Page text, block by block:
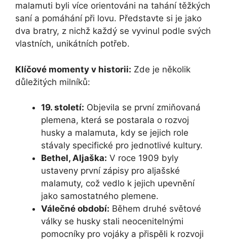
malamuti byli více orientováni na tahání těžkých
saní a pomáhání při lovu. Představte si je jako
dva bratry, z nichž každý se vyvinul podle svých
vlastních, unikátních potřeb.
Klíčové momenty v historii: Zde je několik
důležitých milníků:
19. století: Objevila se první zmiňovaná
plemena, která se postarala o rozvoj
husky a malamuta, kdy se jejich role
stávaly specifické pro jednotlivé kultury.
Bethel, Aljaška: V roce 1909 byly
ustaveny první zápisy pro aljašské
malamuty, což vedlo k jejich upevnění
jako samostatného plemene.
Válečné období: Během druhé světové
války se husky stali neocenitelnými
pomocníky pro vojáky a přispěli k rozvoji